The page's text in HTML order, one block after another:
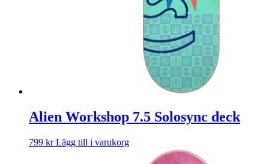
Alien Workshop 7.5 Solosync deck
799 kr Lägg till i varukorg